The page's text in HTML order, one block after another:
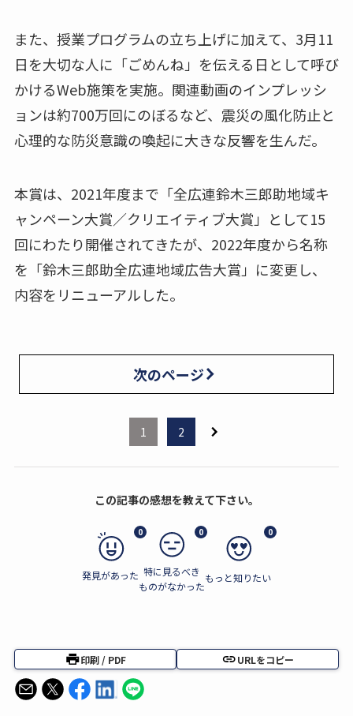
また、授業プログラムの立ち上げに加えて、3月11
日を大切な人に「ごめんね」を伝える日として呼び
かけるWeb施策を実施。関連動画のインプレッシ
ョンは約700万回にのぼるなど、震災の風化防止と
心理的な防災意識の喚起に大きな反響を生んだ。
本賞は、2021年度まで「全広連鈴木三郎助地域キ
ャンペーン大賞／クリエイティブ大賞」として15
回にわたり開催されてきたが、2022年度から名称
を「鈴木三郎助全広連地域広告大賞」に変更し、
内容をリニューアルした。
次のページ
1 2
この記事の感想を教えて下さい。
0
発見があった
0
特に見るべき
ものがなかった
0
もっと知りたい
印刷 / PDF URLをコピー